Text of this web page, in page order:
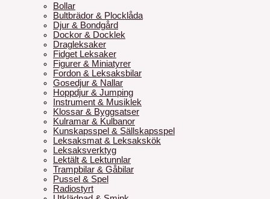
Bollar
Bultbrädor & Plocklåda
Djur & Bondgård
Dockor & Docklek
Dragleksaker
Fidget Leksaker
Figurer & Miniatyrer
Fordon & Leksaksbilar
Gosedjur & Nallar
Hoppdjur & Jumping
Instrument & Musiklek
Klossar & Byggsatser
Kulramar & Kulbanor
Kunskapsspel & Sällskapsspel
Leksaksmat & Leksakskök
Leksaksverktyg
Lektält & Lektunnlar
Trampbilar & Gåbilar
Pussel & Spel
Radiostyrt